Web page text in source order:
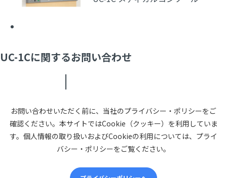
UC-1Cに関するお問い合わせ
お問い合わせいただく前に、当社のプライバシー・ポリシーをご
確認ください。本サイトではCookie（クッキー）を利用していま
す。個人情報の取り扱いおよびCookieの利用については、プライ
バシー・ポリシーをご覧ください。